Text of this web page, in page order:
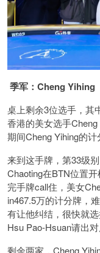
季军：Cheng Yihing
桌上剩余3位选手，其
香港的美女选手
期间Cheng Yihing的计
来到这手牌，第33级
Chaoting在BTN位置
完手牌call住，美女
in467.5万的计分牌，
有让他纠结，很快就
Hsu Pao-Hsuan请出对